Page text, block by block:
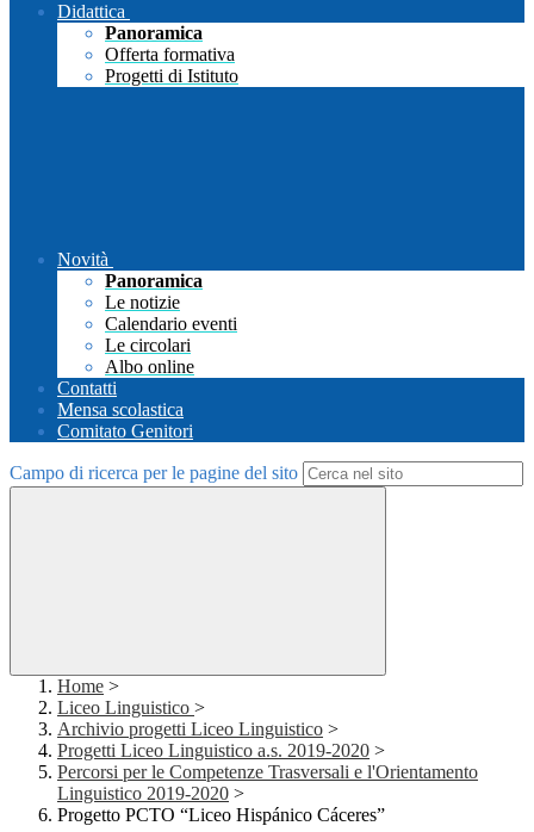
Didattica
Panoramica
Offerta formativa
Progetti di Istituto
Novità
Panoramica
Le notizie
Calendario eventi
Le circolari
Albo online
Contatti
Mensa scolastica
Comitato Genitori
Campo di ricerca per le pagine del sito
Home >
Liceo Linguistico >
Archivio progetti Liceo Linguistico >
Progetti Liceo Linguistico a.s. 2019-2020 >
Percorsi per le Competenze Trasversali e l'Orientamento
Linguistico 2019-2020 >
Progetto PCTO “Liceo Hispánico Cáceres”